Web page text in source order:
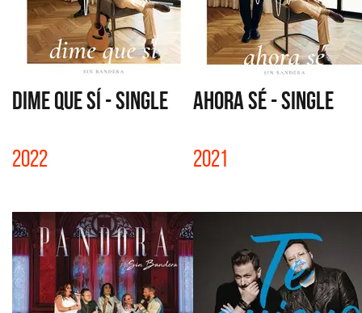
DIME QUE SÍ - SINGLE
2022
AHORA SÉ - SINGLE
2021